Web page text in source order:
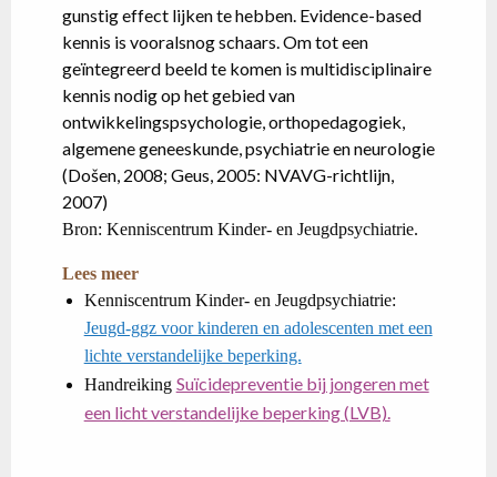
gunstig effect lijken te hebben. Evidence-based
kennis is vooralsnog schaars. Om tot een
geïntegreerd beeld te komen is multidisciplinaire
kennis nodig op het gebied van
ontwikkelingspsychologie, orthopedagogiek,
algemene geneeskunde, psychiatrie en neurologie
(Došen, 2008; Geus, 2005: NVAVG-richtlijn,
2007)
Bron: Kenniscentrum Kinder- en Jeugdpsychiatrie.
Lees meer
Kenniscentrum Kinder- en Jeugdpsychiatrie:
Jeugd-ggz voor kinderen en adolescenten met een
lichte verstandelijke beperking.
Handreiking Suïcidepreventie bij jongeren met
een licht verstandelijke beperking (LVB).